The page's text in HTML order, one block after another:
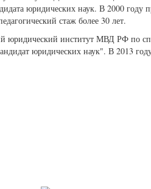
юридических наук. В 2000 году
стаж более 30 лет.
юридический институт МВД РФ по
юридических наук". В 2013